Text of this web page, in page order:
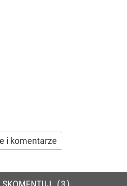
i komentarze